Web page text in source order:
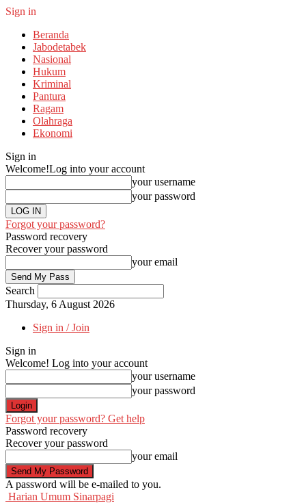
Sign in
Beranda
Jabodetabek
Nasional
Hukum
Kriminal
Pantura
Ragam
Olahraga
Ekonomi
Sign in
Welcome!Log into your account
your username
your password
Forgot your password?
Password recovery
Recover your password
your email
Search
Thursday, 6 August 2026
Sign in / Join
Sign in
Welcome! Log into your account
your username
your password
Forgot your password? Get help
Password recovery
Recover your password
your email
A password will be e-mailed to you.
Harian Umum Sinarpagi